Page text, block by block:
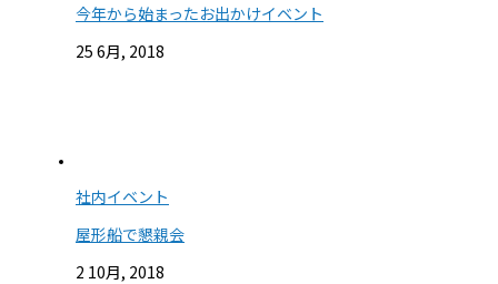
今年から始まったお出かけイベント
25 6月, 2018
社内イベント
屋形船で懇親会
2 10月, 2018